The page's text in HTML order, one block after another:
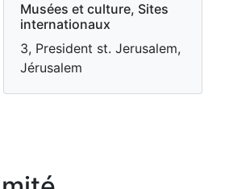
Musées et culture, Sites
internationaux
3, President st. Jerusalem,
Jérusalem